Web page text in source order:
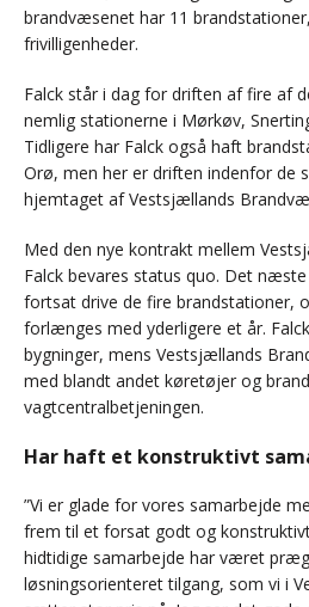
brandvæsenet har 11
frivilligenheder.
Falck står i dag for driften af fire af
nemlig stationerne i Mørkøv,
Tidligere har Falck også haft
Orø, men her er driften indenfor de
hjemtaget af Vestsjællands
Med den nye kontrakt mellem
Falck bevares status quo. Det næste
fortsat drive de fire brandstationer,
forlænges med yderligere et år.
bygninger, mens Vestsjællands
med blandt andet køretøjer og
vagtcentralbetjeningen.
Har haft et konstruktivt
”Vi er glade for vores samarbejde
frem til et forsat godt og
hidtidige samarbejde har været
løsningsorienteret tilgang, som vi i